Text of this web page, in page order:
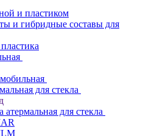
и пластиком
и гибридные составы для
для стекла
атермальная для стекла